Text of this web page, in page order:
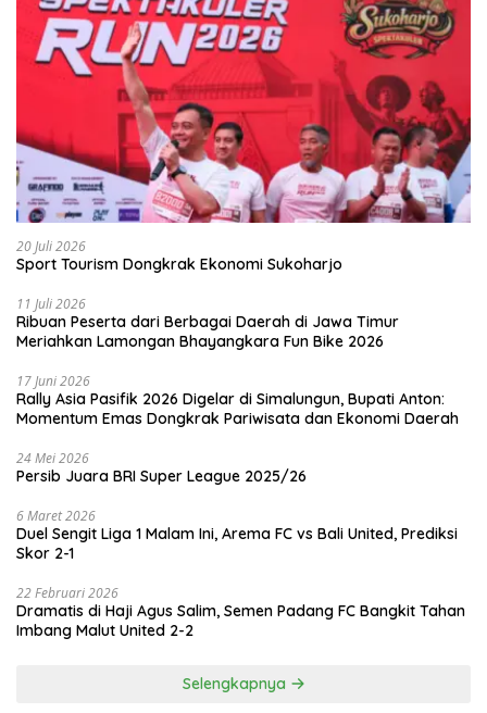
20 Juli 2026
Sport Tourism Dongkrak Ekonomi Sukoharjo
11 Juli 2026
Ribuan Peserta dari Berbagai Daerah di Jawa Timur
Meriahkan Lamongan Bhayangkara Fun Bike 2026
17 Juni 2026
Rally Asia Pasifik 2026 Digelar di Simalungun, Bupati Anton:
Momentum Emas Dongkrak Pariwisata dan Ekonomi Daerah
24 Mei 2026
Persib Juara BRI Super League 2025/26
6 Maret 2026
Duel Sengit Liga 1 Malam Ini, Arema FC vs Bali United, Prediksi
Skor 2-1
22 Februari 2026
Dramatis di Haji Agus Salim, Semen Padang FC Bangkit Tahan
Imbang Malut United 2-2
Selengkapnya